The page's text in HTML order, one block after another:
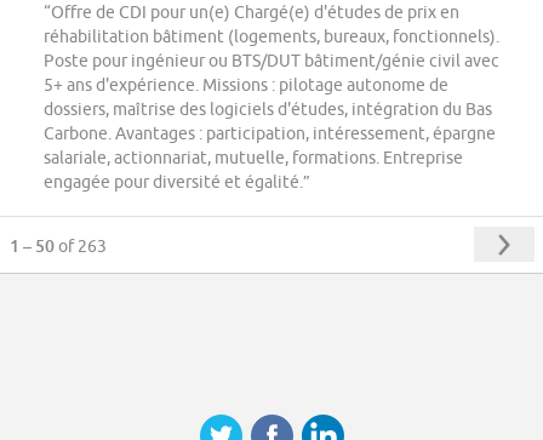
“Offre de CDI pour un(e) Chargé(e) d'études de prix en
réhabilitation bâtiment (logements, bureaux, fonctionnels).
Poste pour ingénieur ou BTS/DUT bâtiment/génie civil avec
5+ ans d'expérience. Missions : pilotage autonome de
dossiers, maîtrise des logiciels d'études, intégration du Bas
Carbone. Avantages : participation, intéressement, épargne
salariale, actionnariat, mutuelle, formations. Entreprise
engagée pour diversité et égalité.”
1 – 50of 263